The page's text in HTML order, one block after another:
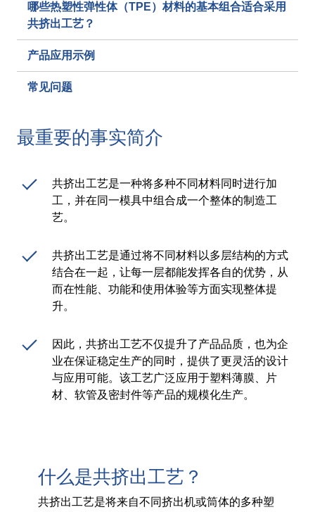
博客
网络研讨会
下载中心
热塑性弹性体（TPE）知识中心
加工指南
可持续性发展
可持续性发展
产品碳足迹值计算器
ISCC PLUS 认证
哪些热塑性弹性体（TPE）材料的基本组合适合采用
共挤出工艺？
产品应用示例
常见问题
最重要的事实简介
共挤出工艺是一种将多种不同材料同时进行加
工，并在同一模具中组合成一个整体的制造工
艺。
共挤出工艺是通过将不同材料以多层结构的方式
结合在一起，让每一层都能发挥各自的优势，从
而在性能、功能和使用体验等方面实现整体提
升。
因此，共挤出工艺不仅提升了产品品质，也为企
业在保证稳定生产的同时，提供了更灵活的设计
与应用可能。该工艺广泛应用于塑料薄膜、片
材、软管及密封件等产品的规模化生产。
什么是共挤出工艺？
共挤出工艺是将来自不同挤出机或筒体的多种塑